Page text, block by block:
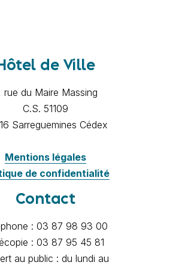
de Ville
rue du Maire Massing
C.S. 51109
Sarreguemines Cédex
Mentions légales
de confidentialité
Contact
: 03 87 98 93 00
: 03 87 95 45 81
au public : du lundi au